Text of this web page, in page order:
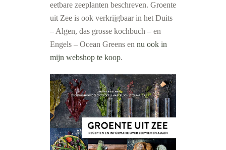
eetbare zeeplanten beschreven. Groente
uit Zee is ook verkrijgbaar in het Duits
– Algen, das grosse kochbuch – en
Engels – Ocean Greens en nu ook in
mijn webshop te koop.